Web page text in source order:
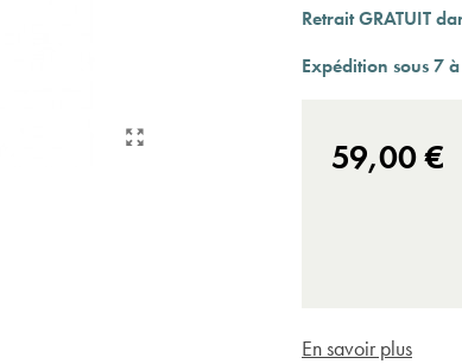
Retrait GRATUIT
Expédition sous 7
59,00 €
En savoir plus